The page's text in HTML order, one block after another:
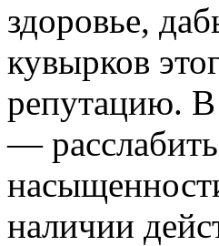
здоровье,
кувырков
репутацию.
—
наличии